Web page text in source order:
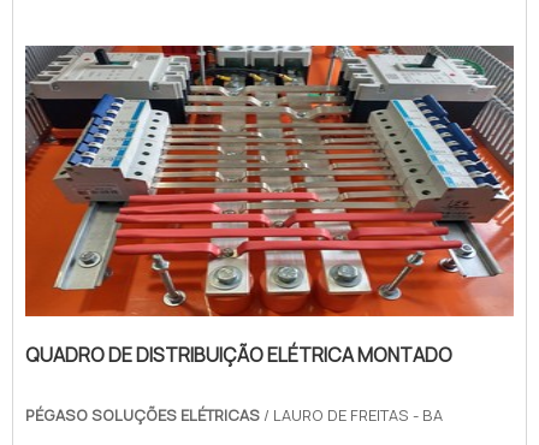
QUADRO DE DISTRIBUIÇÃO ELÉTRICA MONTADO
PÉGASO SOLUÇÕES ELÉTRICAS / LAURO DE FREITAS - BA